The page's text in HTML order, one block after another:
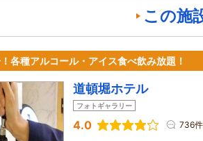
この施
各種アルコール・アイス食べ飲み放題！
道頓堀ホテル
フォトギャラリー
4.0 736件